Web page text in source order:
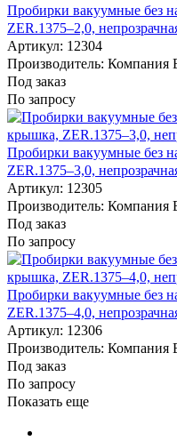
Пробирки вакуумные без
ZER.1375–2,0,
Артикул: 12304
Производитель:
Под заказ
По запросу
Пробирки вакуумные без
ZER.1375–3,0,
Артикул: 12305
Производитель:
Под заказ
По запросу
Пробирки вакуумные без
ZER.1375–4,0,
Артикул: 12306
Производитель:
Под заказ
По запросу
Показать еще